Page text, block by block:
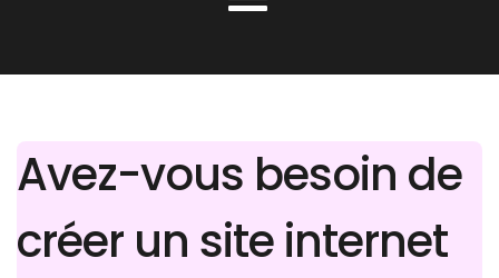
Avez-vous besoin de
créer un site internet